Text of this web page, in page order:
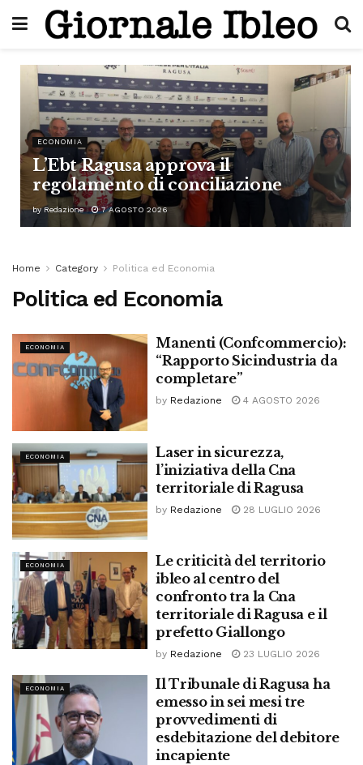
ECONOMIA
L’Ebt Ragusa approva il
regolamento di conciliazione
by Redazione 7 AGOSTO 2026
Home Category Politica ed Economia
Politica ed Economia
ECONOMIA
Manenti (Confcommercio):
“Rapporto Sicindustria da
completare”
by Redazione 4 AGOSTO 2026
ECONOMIA
Laser in sicurezza,
l’iniziativa della Cna
territoriale di Ragusa
by Redazione 28 LUGLIO 2026
ECONOMIA
Le criticità del territorio
ibleo al centro del
confronto tra la Cna
territoriale di Ragusa e il
prefetto Giallongo
by Redazione 23 LUGLIO 2026
ECONOMIA
Il Tribunale di Ragusa ha
emesso in sei mesi tre
provvedimenti di
esdebitazione del debitore
incapiente